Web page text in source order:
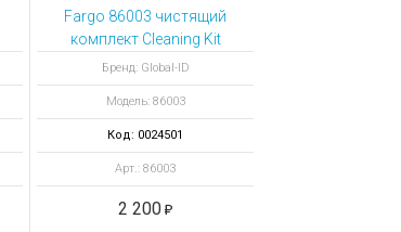
Fargo 86003 чистящий
комплект Cleaning Kit
Бренд: Global-ID
Модель: 86003
Код: 0024501
Арт.: 86003
2 200